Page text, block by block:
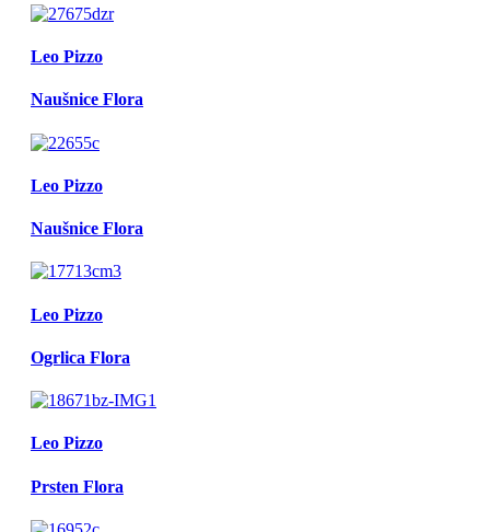
Leo Pizzo
Naušnice Flora
Leo Pizzo
Naušnice Flora
Leo Pizzo
Ogrlica Flora
Leo Pizzo
Prsten Flora